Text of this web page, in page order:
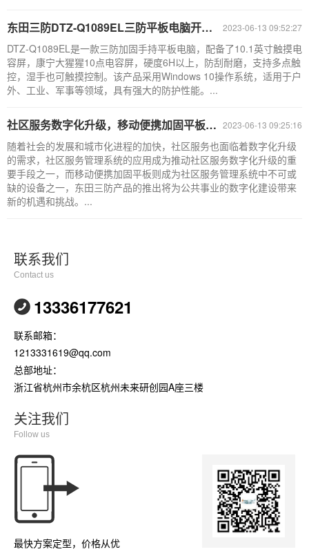
2023-06-13 09:52:27
东田三防DTZ-Q1089EL三防平板电脑开机无法进入系统的售后检测指南
DTZ-Q1089EL是一款三防加固手持平板电脑，配备了10.1英寸触摸电
容屏，康宁大猩猩10点电容屏，硬度6H以上，防刮耐磨，支持多点触
控，湿手也可触摸控制。该产品采用Windows 10操作系统，适用于户
外、工业、军事等领域，具有强大的防护性能。...
2023-06-13 09:25:16
社区服务数字化升级，移动便携加固平板助力公共事业发展
随着社会的发展和城市化进程的加快，社区服务也面临着数字化升级
的需求，社区服务管理系统的应用成为推动社区服务数字化升级的重
要手段之一，而移动便携加固平板则成为社区服务管理系统中不可或
缺的设备之一，东田三防产品的推出将为公共事业的数字化建设带来
新的机遇和挑战。...
联系我们
Contact us
13336177621
联系邮箱：
1213331619@qq.com
总部地址：
浙江省杭州市余杭区杭州未来研创园A座三楼
关注我们
Follow us
最快方案定型，价格从优